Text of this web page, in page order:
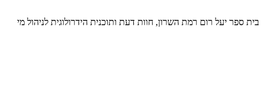
בית ספר יעל רום רמת השרון, חוות דעת ותוכנית הידרולוגית לניהול מי